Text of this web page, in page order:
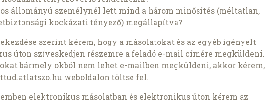
állományú személynél lett mind a három minősítés (méltatlan,
kockázati tényező) megállapítva?
szerint kérem, hogy a másolatokat és az egyéb igényelt
úton szíveskedjen részemre a feladó e-mail címére megküldeni.
bármely okból nem lehet e-mailben megküldeni, akkor kérem,
weboldalon töltse fel.
elektronikus másolatban és elektronikus úton kérem az